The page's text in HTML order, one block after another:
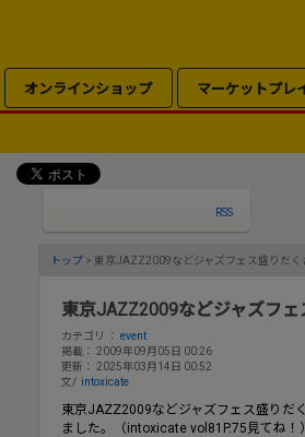
オンラインショップ マーケットプレ
RSS
トップ > 東京JAZZ2009などジャズフェス盛りだく
東京JAZZ2009などジャズフェ
カテゴリ ： event
掲載： 2009年09月05日 00:26
更新： 2025年03月14日 00:52
文/ intoxicate
東京JAZZ2009などジャズフェス盛りだ
ました。（intoxicate vol81P.75見てね